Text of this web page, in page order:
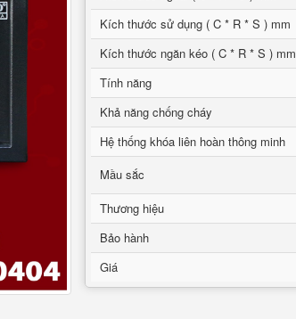
Kích thước sử dụng ( C * R * S ) mm
Kích thước ngăn kéo ( C * R * S ) mm
Tính năng
Khả năng chống cháy
Hệ thống khóa liên hoàn thông minh
Mầu sắc
Thương hiệu
Bảo hành
Giá